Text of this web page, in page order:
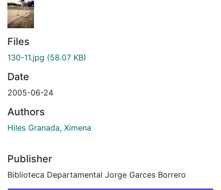
Files
130-11.jpg (58.07 KB)
Date
2005-06-24
Authors
Hiles Granada, Ximena
Publisher
Biblioteca Departamental Jorge Garces Borrero